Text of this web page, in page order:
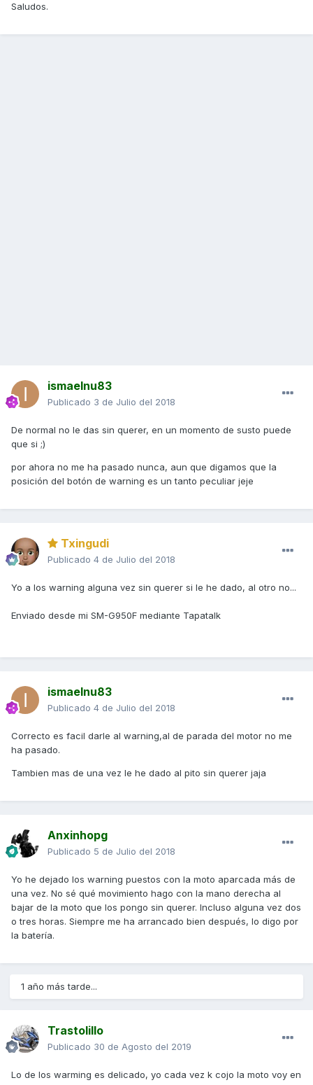
Saludos.
ismaelnu83
Publicado 3 de Julio del 2018
De normal no le das sin querer, en un momento de susto puede
que si ;)
por ahora no me ha pasado nunca, aun que digamos que la
posición del botón de warning es un tanto peculiar jeje
Txingudi
Publicado 4 de Julio del 2018
Yo a los warning alguna vez sin querer si le he dado, al otro no...
Enviado desde mi SM-G950F mediante Tapatalk
ismaelnu83
Publicado 4 de Julio del 2018
Correcto es facil darle al warning,al de parada del motor no me
ha pasado.
Tambien mas de una vez le he dado al pito sin querer jaja
Anxinhopg
Publicado 5 de Julio del 2018
Yo he dejado los warning puestos con la moto aparcada más de
una vez. No sé qué movimiento hago con la mano derecha al
bajar de la moto que los pongo sin querer. Incluso alguna vez dos
o tres horas. Siempre me ha arrancado bien después, lo digo por
la batería.
1 año más tarde...
Trastolillo
Publicado 30 de Agosto del 2019
Lo de los warming es delicado, yo cada vez k cojo la moto voy en